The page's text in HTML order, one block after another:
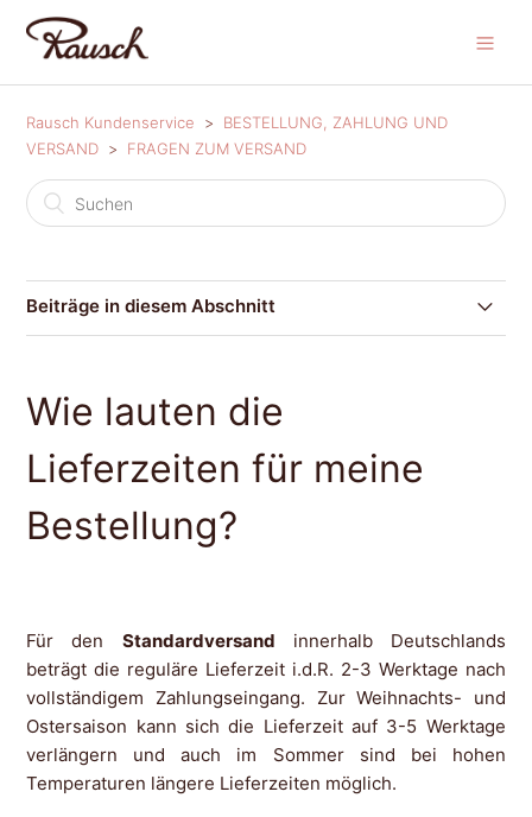
Rausch Kundenservice
BESTELLUNG, ZAHLUNG UND
VERSAND
FRAGEN ZUM VERSAND
Beiträge in diesem Abschnitt
Wie lauten die Lieferzeiten für meine Bestellung?
Wird auch ins Ausland geliefert?
Versenden Sie auch im Sommer?
Wie lauten die
Lieferzeiten für meine
Bestellung?
Für den Standardversand innerhalb Deutschlands
beträgt die reguläre Lieferzeit i.d.R. 2-3 Werktage nach
vollständigem Zahlungseingang. Zur Weihnachts- und
Ostersaison kann sich die Lieferzeit auf 3-5 Werktage
verlängern und auch im Sommer sind bei hohen
Temperaturen längere Lieferzeiten möglich.